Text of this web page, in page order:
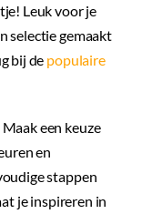
Leuk voor je
selectie gemaakt
bij de populaire
Maak een keuze
en
stappen
je inspireren in